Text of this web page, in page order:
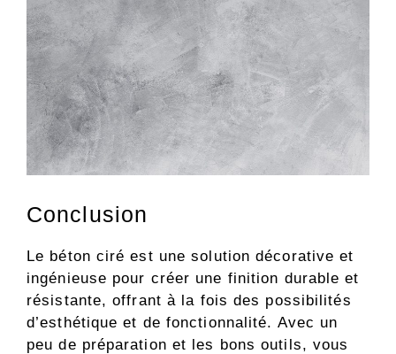
Conclusion
Le béton ciré est une solution décorative et
ingénieuse pour créer une finition durable et
résistante, offrant à la fois des possibilités
d’esthétique et de fonctionnalité. Avec un
peu de préparation et les bons outils, vous